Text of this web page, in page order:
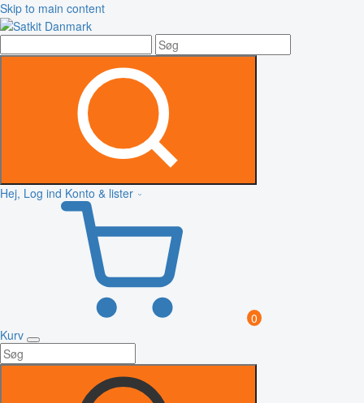
Skip to main content
Hej, Log ind Konto & lister
0
Kurv